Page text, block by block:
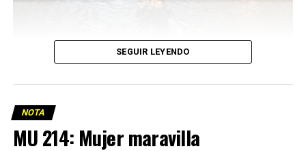
SEGUIR LEYENDO
NOTA
MU 214: Mujer maravilla